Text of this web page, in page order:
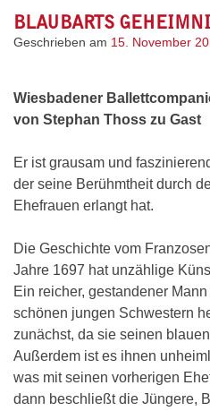
BLAUBARTS
Geschrieben am 15. November
Wiesbadener
von Stephan Thoss zu Gast
Er ist grausam und
der seine Berühmtheit durch
Ehefrauen erlangt hat.
Die Geschichte vom
Jahre 1697 hat unzählige
Ein reicher, gestandener
schönen jungen Schwestern
zunächst, da sie seinen
Außerdem ist es ihnen
was mit seinen vorherigen
dann beschließt die Jüngere,